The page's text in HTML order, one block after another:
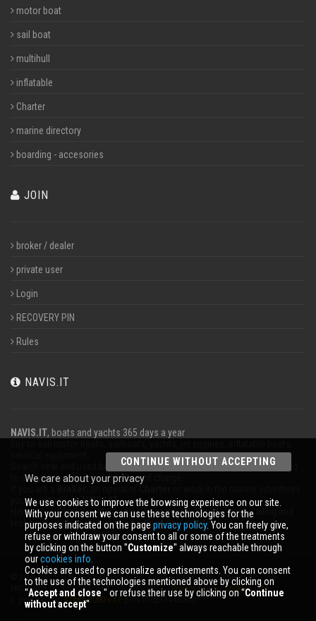
motor boat
sail boat
multihull
inflatable
Charter
marine directory
boarding - accesories
JOIN
broker / dealer
private user
Login
RECOVERY PIN
Rules
NAVIS.IT
NAVIS.IT, boats and yachts 365 days a year
Search new and used boats in our database or even post a classified ad
to sell your boat completely free of charge.
your business onNAVIS.IT.
Here you will find the latest news from the world of boating, sailing and
technical articles; stay updated with our newsletter.
© 2026 NAVIS.IT® TRADEMARKS, LOGOS TRADEMARKS AND BRANDS ARE THE
PROPERTY OF THEIR RESPECTIVE OWNERS. |Privacy policy|Cookies info
| powered by: START 2000 s.r.l. p.iva IT-02134430301
CONTINUE WITHOUT ACCEPTING
We care about your privacy
We use cookies to improve the browsing experience on our site.
With your consent we can use these technologies for the
purposes indicated on the page privacy policy. You can freely give,
refuse or withdraw your consent to all or some of the treatments
by clicking on the button ''Customize'' always reachable through
ourcookies info.
Cookies are used to personalize advertisements. You can consent
to the use of the technologies mentioned above by clicking on
''Accept and close '' or refuse their use by clicking on ''Continue
without accept''